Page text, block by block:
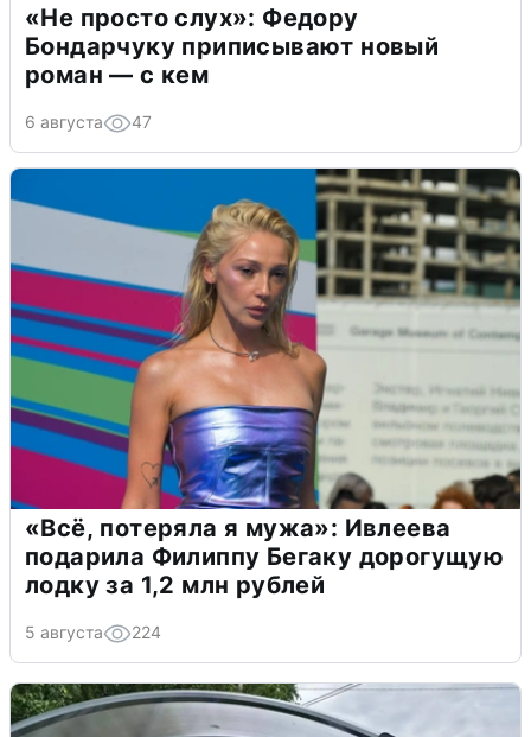
«Не просто слух»: Федору
Бондарчуку приписывают новый
роман — с кем
6 августа 47
«Всё, потеряла я мужа»: Ивлеева
подарила Филиппу Бегаку дорогущую
лодку за 1,2 млн рублей
5 августа 224